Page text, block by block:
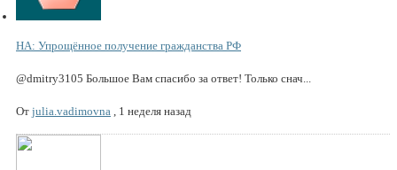
НА: Упрощённое получение гражданства РФ
@dmitry3105 Большое Вам спасибо за ответ! Только снач...
От julia.vadimovna , 1 неделя назад